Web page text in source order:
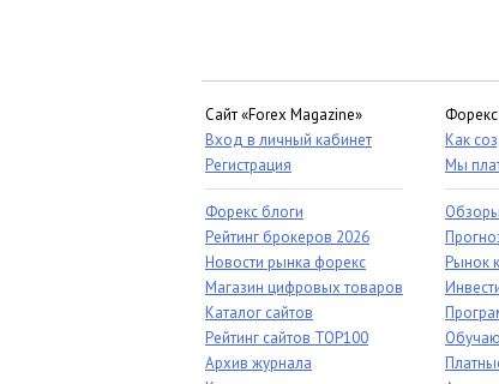
Сайт «Forex Magazine»
Вход в личный кабинет
Регистрация
Форекс блоги
Рейтинг брокеров 2026
Новости рынка форекс
Магазин цифровых товаров
Каталог сайтов
Рейтинг сайтов TOP100
Архив журнала
Как
Мы
Рынок